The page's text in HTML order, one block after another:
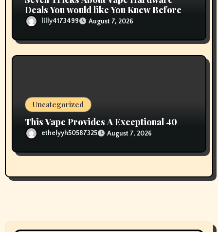
Deals You would like You Knew Before
lilly4173499 August 7, 2026
Uncategorized
This Vape Provides A Exceptional 40
ethelyyh50587325 August 7, 2026